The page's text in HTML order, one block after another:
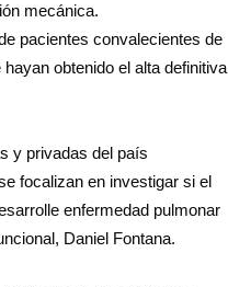
mecánica.
pacientes convalecientes de
obtenido el alta definitiva
y privadas del país
focalizan en investigar si el
enfermedad pulmonar
Daniel Fontana.